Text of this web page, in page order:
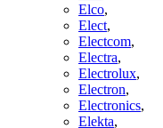
Elco,
Elect,
Electcom,
Electra,
Electrolux,
Electron,
Electronics,
Elekta,